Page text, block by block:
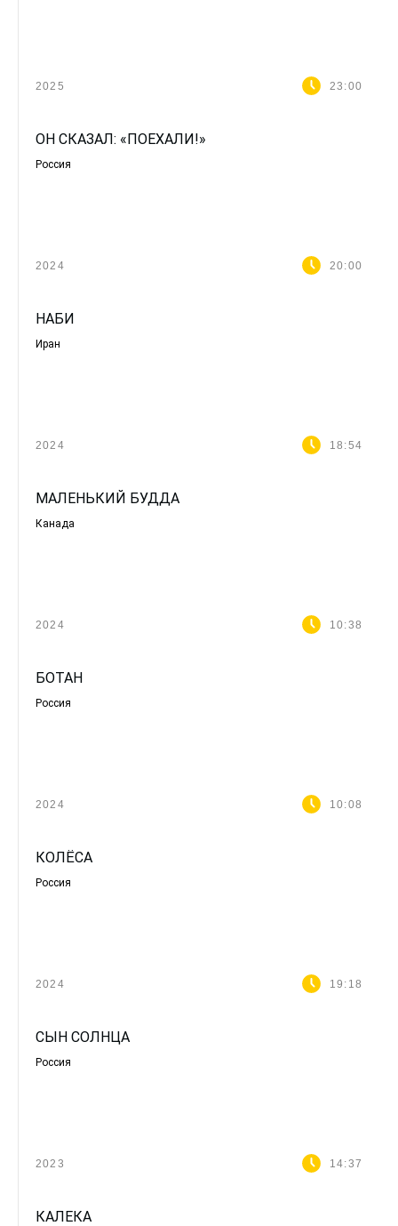
2025 23:00
ОН СКАЗАЛ: «ПОЕХАЛИ!»
Россия
2024 20:00
НАБИ
Иран
2024 18:54
МАЛЕНЬКИЙ БУДДА
Канада
2024 10:38
БОТАН
Россия
2024 10:08
КОЛЁСА
Россия
2024 19:18
СЫН СОЛНЦА
Россия
2023 14:37
КАЛЕКА